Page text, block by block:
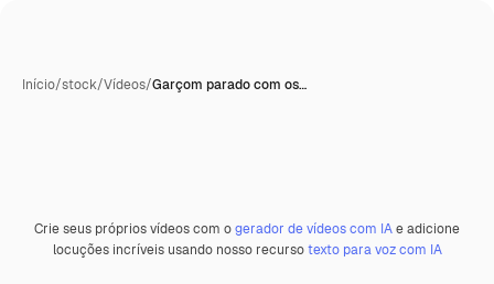
Início/stock/Vídeos/Garçom parado com os…
Premium
Crie seus próprios vídeos com ogerador de vídeos com IAe adicione
locuções incríveis usando nosso recursotexto para voz com IA